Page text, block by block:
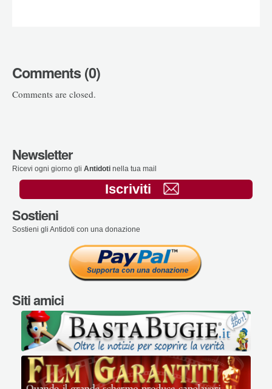
Comments (0)
Comments are closed.
Newsletter
Ricevi ogni giorno gli Antidoti nella tua mail
Iscriviti
Sostieni
Sostieni gli Antidoti con una donazione
Siti amici